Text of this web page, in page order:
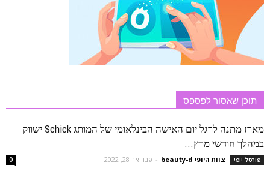
תוכן שאסור לפספס
מארז מתנה לרגל יום האישה הבינלאומי של המותג Schick ישווק
במהלך חודשי מרץ...
פורטל יופי צוות היופי beauty-d - פברואר 28, 2022 0